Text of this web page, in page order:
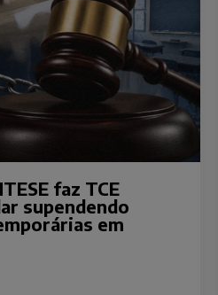
faz TCE
supendendo
em